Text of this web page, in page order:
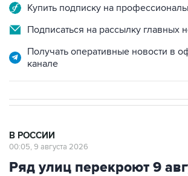
Купить подписку на
Подписаться на рассылку главных
Получать оперативные новости в
канале
В РОССИИ
00:05, 9 августа 2026
Ряд улиц перекроют 9